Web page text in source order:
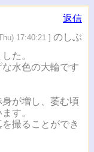
返信
17:40:21 ] のしぶ
た。
な水色の大輪です
が増し、萎む頃
す。
撮ることができ